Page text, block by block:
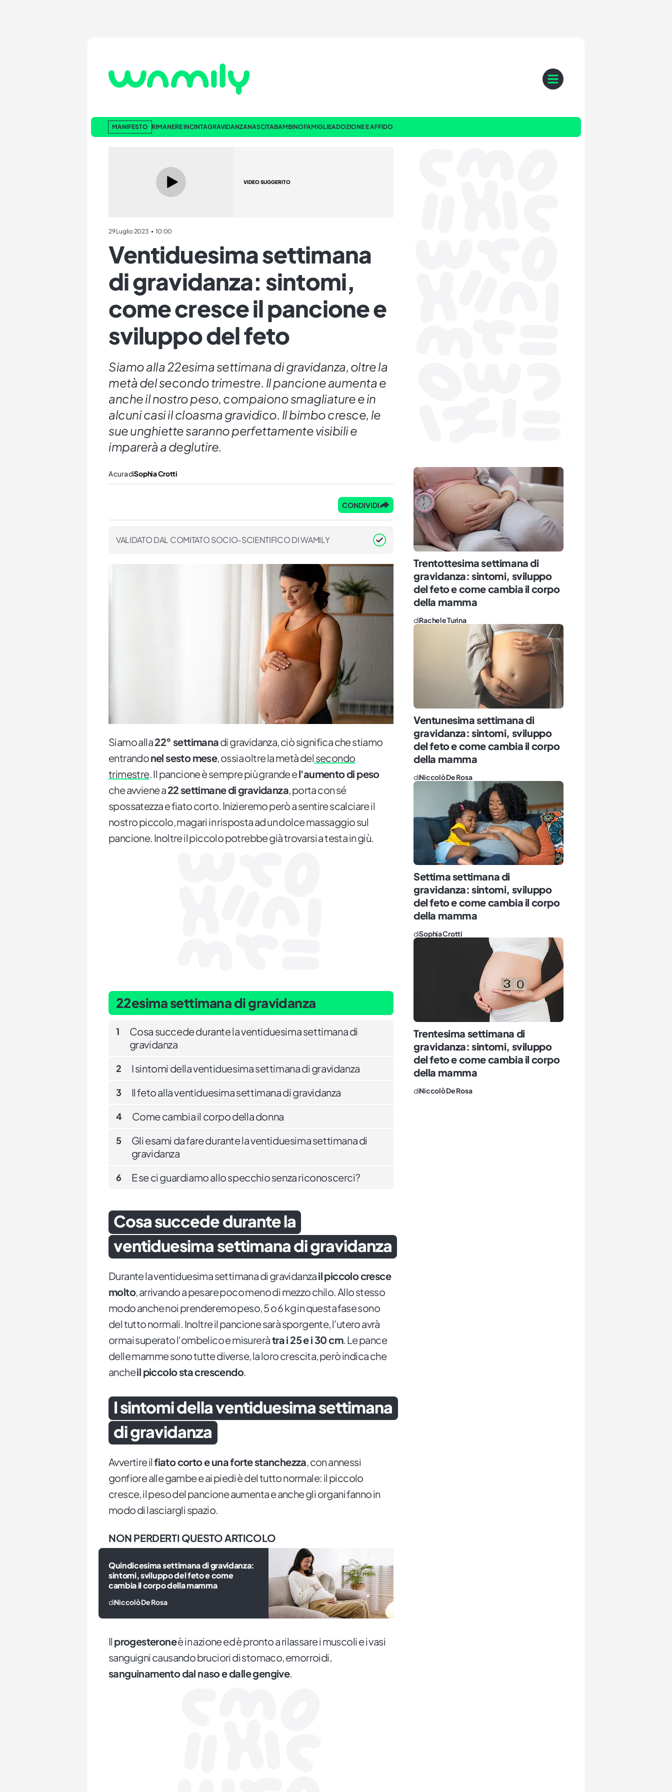
MANIFESTO RIMANERE INCINTAGRAVIDANZANASCITABAMBINOFAMIGLIEADOZIONE E AFFIDO
VIDEO SUGGERITO
29 Luglio 2023 10:00
Ventiduesima settimana
di gravidanza: sintomi,
come cresce il pancione e
sviluppo del feto
Siamo alla 22esima settimana di gravidanza, oltre la
metà del secondo trimestre. Il pancione aumenta e
anche il nostro peso, compaiono smagliature e in
alcuni casi il cloasma gravidico. Il bimbo cresce, le
sue unghiette saranno perfettamente visibili e
imparerà a deglutire.
A cura diSophia Crotti
CONDIVIDI
VALIDATO DAL COMITATO SOCIO-SCIENTIFICO DI WAMILY
Siamo alla22° settimanadi gravidanza, ciò significa che stiamo
entrandonel sesto mese, ossia oltre la metà del secondo
trimestre. Il pancione è sempre più grande el'aumento di peso
che avviene a22 settimane di gravidanza, porta con sé
spossatezza e fiato corto. Inizieremo però a sentire scalciare il
nostro piccolo, magari in risposta ad un dolce massaggio sul
pancione. Inoltre il piccolo potrebbe già trovarsi a testa in giù.
22esima settimana di gravidanza
1
Cosa succede durante la ventiduesima settimana di
gravidanza
2 I sintomi della ventiduesima settimana di gravidanza
3 Il feto alla ventiduesima settimana di gravidanza
4 Come cambia il corpo della donna
5
Gli esami da fare durante la ventiduesima settimana di
gravidanza
6 E se ci guardiamo allo specchio senza riconoscerci?
Cosa succede durante la
ventiduesima settimana di gravidanza
Durante la ventiduesima settimana di gravidanzail piccolo cresce
molto, arrivando a pesare poco meno di mezzo chilo. Allo stesso
modo anche noi prenderemo peso, 5 o 6 kg in questa fase sono
del tutto normali. Inoltre il pancione sarà sporgente, l'utero avrà
ormai superato l'ombelico e misureràtra i 25 e i 30 cm. Le pance
delle mamme sono tutte diverse, la loro crescita, però indica che
ancheil piccolo sta crescendo.
I sintomi della ventiduesima settimana
di gravidanza
Avvertire ilfiato corto e una forte stanchezza, con annessi
gonfiore alle gambe e ai piedi è del tutto normale: il piccolo
cresce, il peso del pancione aumenta e anche gli organi fanno in
modo di lasciargli spazio.
NON PERDERTI QUESTO ARTICOLO
Quindicesima settimana di gravidanza:
sintomi, sviluppo del feto e come
cambia il corpo della mamma
diNiccolò De Rosa
Il progesteroneè in azione ed è pronto a rilassare i muscoli e i vasi
sanguigni causando bruciori di stomaco, emorroidi,
sanguinamento dal naso e dalle gengive.
Trentottesima settimana di
gravidanza: sintomi, sviluppo
del feto e come cambia il corpo
della mamma
diRachele Turina
Ventunesima settimana di
gravidanza: sintomi, sviluppo
del feto e come cambia il corpo
della mamma
diNiccolò De Rosa
Settima settimana di
gravidanza: sintomi, sviluppo
del feto e come cambia il corpo
della mamma
diSophia Crotti
Trentesima settimana di
gravidanza: sintomi, sviluppo
del feto e come cambia il corpo
della mamma
diNiccolò De Rosa